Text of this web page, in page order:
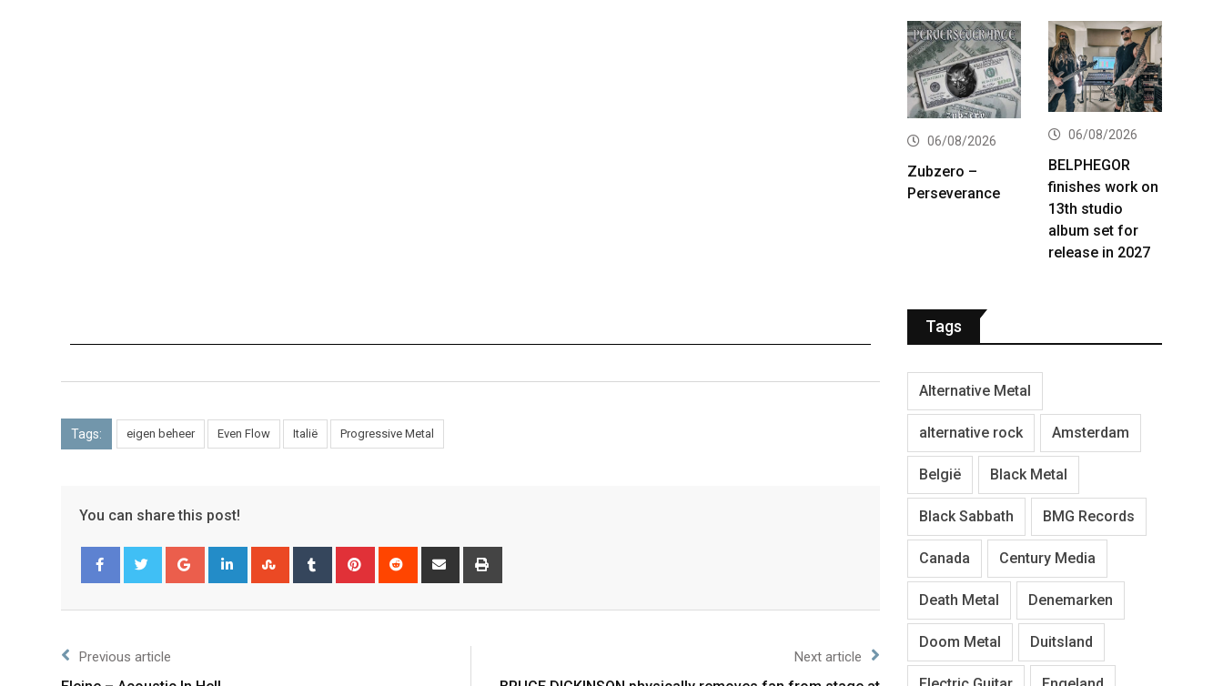
Tags: eigen beheer Even Flow Italië Progressive Metal
You can share this post!
Previous article Next article
06/08/2026
Zubzero –
Perseverance
06/08/2026
BELPHEGOR
finishes work on
13th studio
album set for
release in 2027
Tags
Alternative Metal
alternative rock Amsterdam
België Black Metal
Black Sabbath BMG Records
Canada Century Media
Death Metal Denemarken
Doom Metal Duitsland